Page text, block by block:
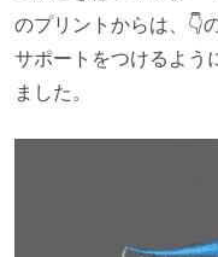
のプリントからは、👇
サポートをつけるよう
ました。